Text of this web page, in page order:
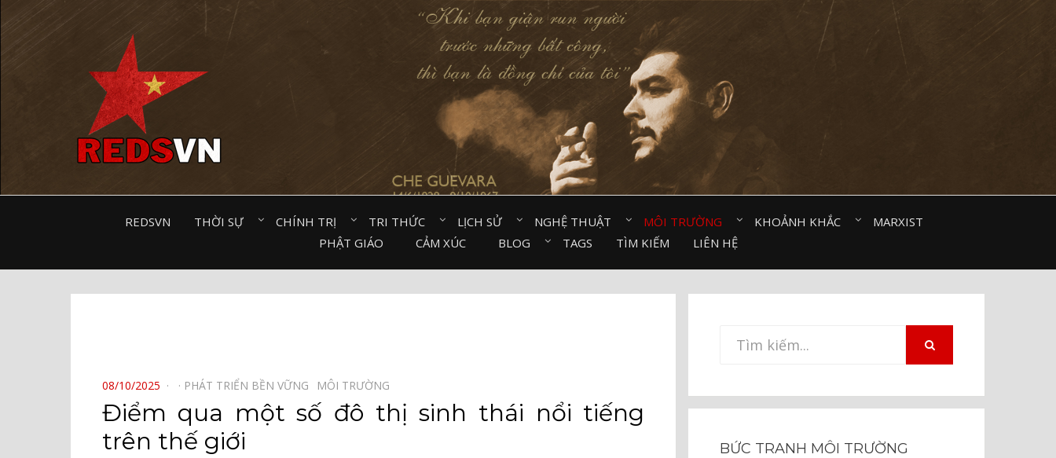
REDSVN THỜI SỰ⠀ CHÍNH TRỊ⠀ TRI THỨC⠀ LỊCH SỬ⠀ NGHỆ THUẬT⠀ MÔI TRƯỜNG⠀ KHOẢNH KHẮC⠀
MARXIST⠀
PHẬT GIÁO⠀
CẢM XÚC⠀ BLOG⠀ TAGS TÌM KIẾM LIÊN HỆ
POSTED
ON
08/10/2025 PHÁT TRIỂN BỀN VỮNG⠀ MÔI TRƯỜNG⠀
Điểm qua một số đô thị sinh thái nổi tiếng
trên thế giới
Tìm
BỨC TRANH MÔI TRƯỜNG